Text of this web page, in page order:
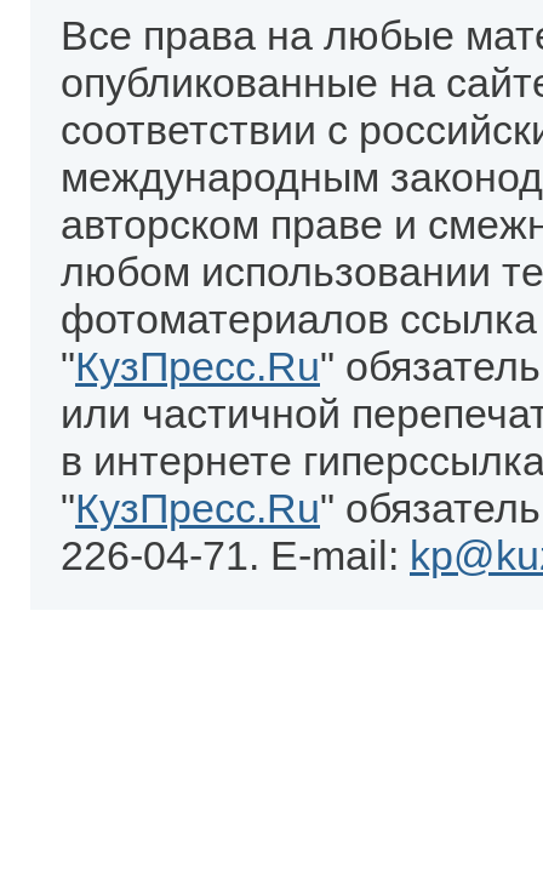
Все права на любые
опубликованные на
соответствии с
международным
авторском праве и
любом использовании
фотоматериалов
"КузПресс.Ru"
или частичной
в интернете
"КузПресс.Ru"
226-04-71. E-mail: